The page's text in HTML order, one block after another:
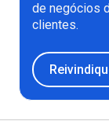
de negócios
clientes.